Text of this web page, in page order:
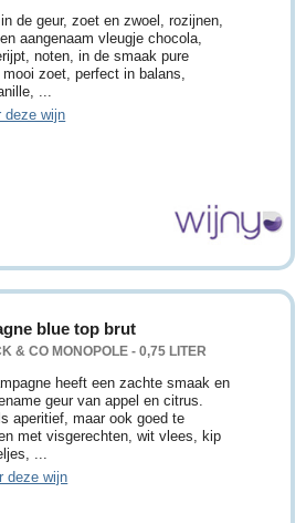
de geur, zoet en zwoel, rozijnen,
aangenaam vleugje chocola,
noten, in de smaak pure
mooi zoet, perfect in balans,
...
deze wijn
blue top brut
& CO MONOPOLE - 0,75 LITER
heeft een zachte smaak en
geur van appel en citrus.
aperitief, maar ook goed te
met visgerechten, wit vlees, kip
...
deze wijn